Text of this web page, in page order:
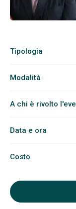
Tipologia
Modalità
A chi è rivolto
Data e ora
Costo